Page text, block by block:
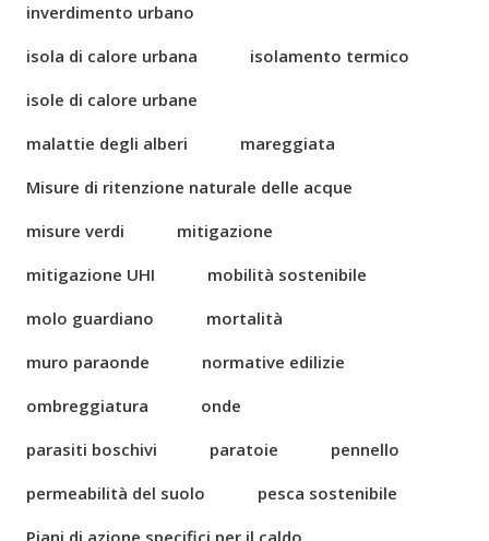
inverdimento urbano
isola di calore urbana
isolamento termico
isole di calore urbane
malattie degli alberi
mareggiata
Misure di ritenzione naturale delle acque
misure verdi
mitigazione
mitigazione UHI
mobilità sostenibile
molo guardiano
mortalità
muro paraonde
normative edilizie
ombreggiatura
onde
parasiti boschivi
paratoie
pennello
permeabilità del suolo
pesca sostenibile
Piani di azione specifici per il caldo